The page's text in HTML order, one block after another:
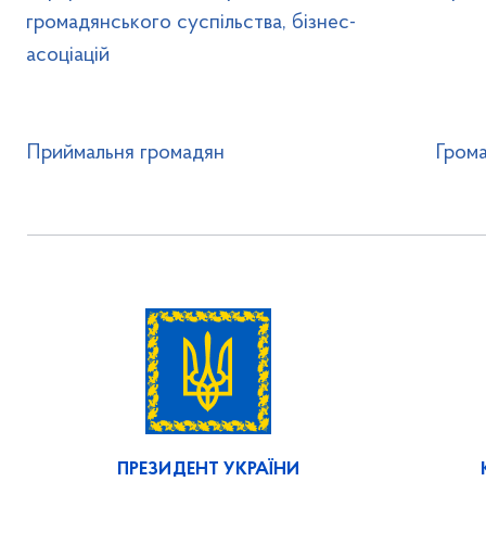
громадянського суспільства, бізнес-
асоціацій
Приймальня громадян
ПРЕЗИДЕНТ УКРАЇНИ